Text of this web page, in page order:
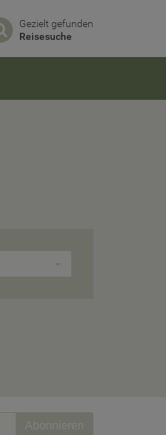
Gezielt gefunden
Reisesuche
Abonnieren